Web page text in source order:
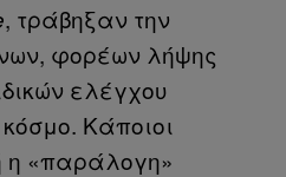
, τράβηξαν την
φορέων λήψης
ελέγχου
Κάποιοι
η «παράλογη»